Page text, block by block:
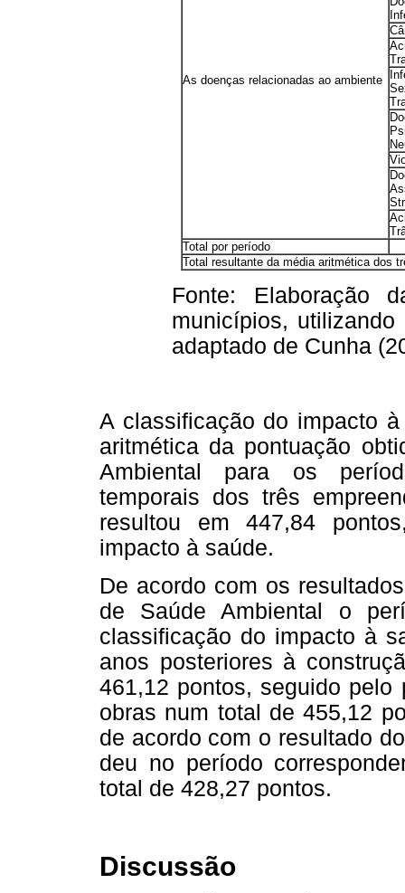
As doenças relacionadas ao ambiente
Total por período
Total resultante da média aritmética dos
Fonte: Elaboração
municípios,
adaptado de Cunha
A classificação do impacto
aritmética da pontuação
Ambiental para os
temporais dos três
resultou em 447,84
impacto à saúde.
De acordo com os
de Saúde Ambiental o
classificação do impacto à
anos posteriores à
461,12 pontos, seguido pelo
obras num total de 455,12
de acordo com o resultado
deu no período
total de 428,27 pontos.
Discussão